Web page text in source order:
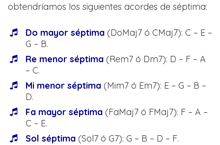
obtendríamos los siguientes acordes de séptima:
Do mayor séptima (DoMaj7 ó CMaj7): C – E –
G – B.
Re menor séptima (Rem7 ó Dm7): D – F – A
– C.
Mi menor séptima (Mim7 ó Em7): E – G – B –
D.
Fa mayor séptima (FaMaj7 ó FMaj7): F – A –
C – E.
Sol séptima (Sol7 ó G7): G – B – D – F.